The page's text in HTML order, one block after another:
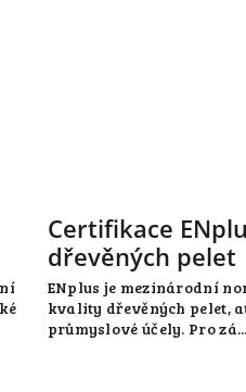
Certifikace
dřevěných pelet
ENplus je mezinárodní
kvality dřevěných pelet,
průmyslové účely. Pro zá...